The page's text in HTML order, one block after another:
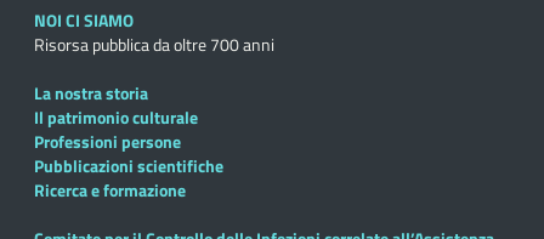
NOI CI SIAMO
Risorsa pubblica da oltre 700 anni
La nostra storia
Il patrimonio culturale
Professioni persone
Pubblicazioni scientifiche
Ricerca e formazione